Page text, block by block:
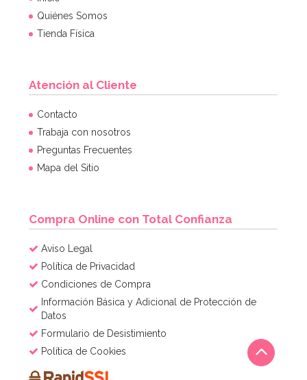
Quiénes Somos
Tienda Física
Atención al Cliente
Contacto
Trabaja con nosotros
Preguntas Frecuentes
Mapa del Sitio
Compra Online con Total Confianza
Aviso Legal
Política de Privacidad
Condiciones de Compra
Información Básica y Adicional de Protección de
Datos
Formulario de Desistimiento
Política de Cookies